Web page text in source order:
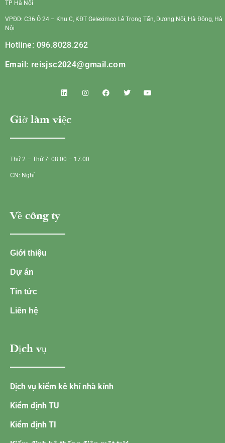
TP Hà Nội
VPĐD: C36 Ô 24 – Khu C, KĐT Geleximco Lê Trọng Tấn, Dương Nội, Hà Đông, Hà
Nội
Hotline: 096.8028.262
Email: reisjsc2024@gmail.com
Giờ làm việc
Thứ 2 – Thứ 7: 08.00 – 17.00
CN: Nghỉ
Về công ty
Giới thiệu
Dự án
Tin tức
Liên hệ
Dịch vụ
Dịch vụ kiểm kê khí nhà kính
Kiểm định TU
Kiểm định TI